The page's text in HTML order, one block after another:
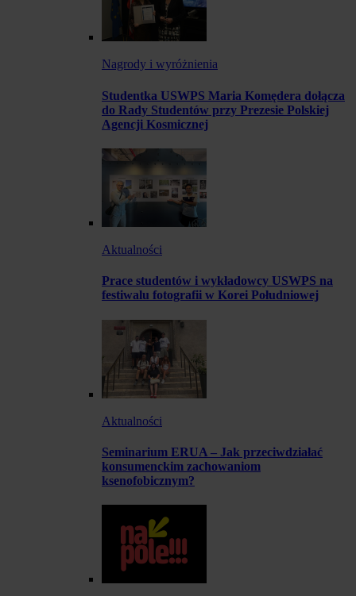
Nagrody i wyróżnienia
Studentka USWPS Maria Komędera dołącza
do Rady Studentów przy Prezesie Polskiej
Agencji Kosmicznej
Aktualności
Prace studentów i wykładowcy USWPS na
festiwalu fotografii w Korei Południowej
Aktualności
Seminarium ERUA – Jak przeciwdziałać
konsumenckim zachowaniom
ksenofobicznym?